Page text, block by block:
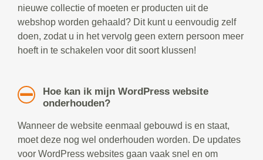
nieuwe collectie of moeten er producten uit de
webshop worden gehaald? Dit kunt u eenvoudig zelf
doen, zodat u in het vervolg geen extern persoon meer
hoeft in te schakelen voor dit soort klussen!
Hoe kan ik mijn WordPress website
onderhouden?
Wanneer de website eenmaal gebouwd is en staat,
moet deze nog wel onderhouden worden. De updates
voor WordPress websites gaan vaak snel en om